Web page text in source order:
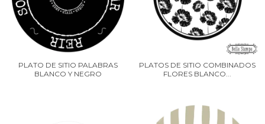
PLATO DE SITIO PALABRAS
BLANCO Y NEGRO
PLATOS DE SITIO COMBINADOS
FLORES BLANCO...